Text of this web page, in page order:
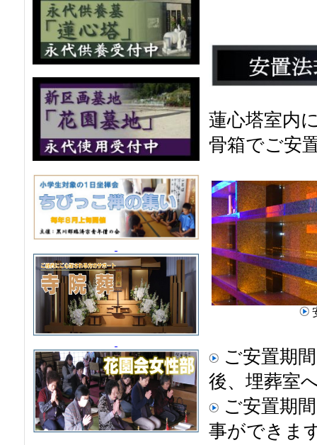
蓮心塔室内
骨箱でご安
ご安置期
後、埋葬室
ご安置期
事ができま